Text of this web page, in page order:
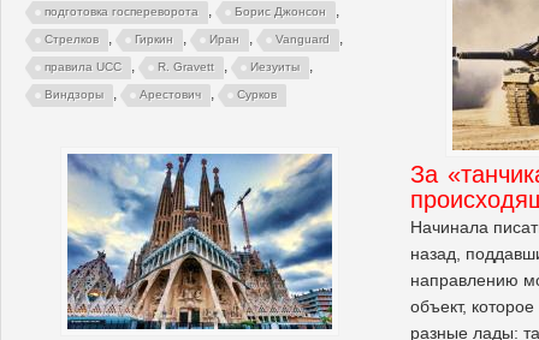
подготовка госпереворота , Борис Джонсон ,
Стрелков , Гиркин , Иран , Vanguard ,
правила UCC , R. Gravett , Иезуиты ,
Виндзоры , Арестович , Сурков
За
Начинала
назад,
направлению
объект,
разные лады: